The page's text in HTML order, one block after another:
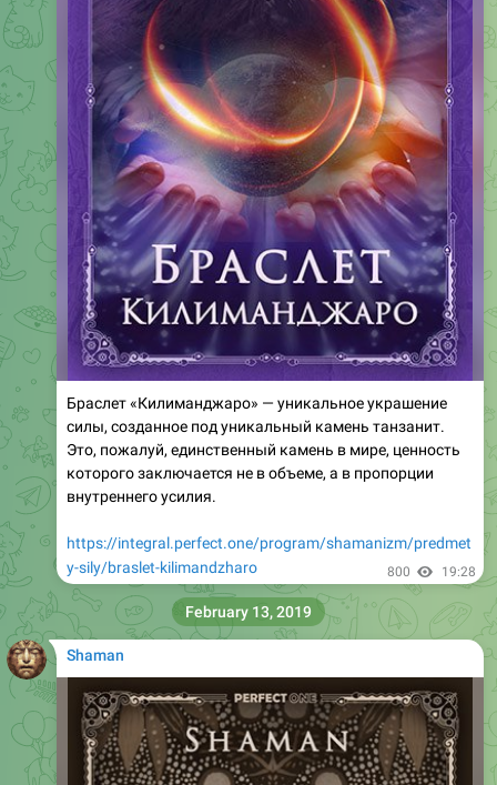
Браслет «Килиманджаро» — уникальное украшение
силы, созданное под уникальный камень танзанит.
Это, пожалуй, единственный камень в мире, ценность
которого заключается не в объеме, а в пропорции
внутреннего усилия.
https://integral.perfect.one/program/shamanizm/predmet
y-sily/braslet-kilimandzharo
800 19:28
Shaman
February 13, 2019